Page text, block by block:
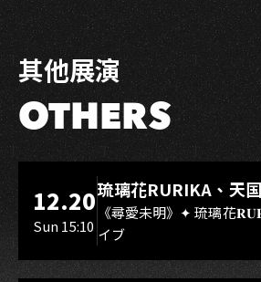
其他展演
OTHERS
LIVE WAREHOUSE 小庫
12.20
Sun 15:10
琉璃花RURIKA、天
Rebirth、DUALIA、
スマイル（O.A.）
《尋愛未明》✦ 琉璃花
イブ